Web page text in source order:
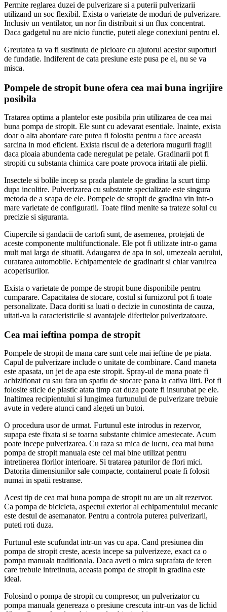
Permite reglarea duzei de pulverizare si a puterii pulverizarii
utilizand un soc flexibil. Exista o varietate de moduri de pulverizare.
Inclusiv un ventilator, un nor fin distribuit si un flux concentrat.
Daca gadgetul nu are nicio functie, puteti alege conexiuni pentru el.
Greutatea ta va fi sustinuta de picioare cu ajutorul acestor suporturi
de fundatie. Indiferent de cata presiune este pusa pe el, nu se va
misca.
Pompele de stropit bune ofera cea mai buna ingrijire
posibila
Tratarea optima a plantelor este posibila prin utilizarea de cea mai
buna pompa de stropit. Ele sunt cu adevarat esentiale. Inainte, exista
doar o alta abordare care putea fi folosita pentru a face aceasta
sarcina in mod eficient. Exista riscul de a deteriora mugurii fragili
daca ploaia abundenta cade neregulat pe petale. Gradinarii pot fi
stropiti cu substanta chimica care poate provoca iritatii ale pielii.
Insectele si bolile incep sa prada plantele de gradina la scurt timp
dupa incoltire. Pulverizarea cu substante specializate este singura
metoda de a scapa de ele. Pompele de stropit de gradina vin intr-o
mare varietate de configuratii. Toate fiind menite sa trateze solul cu
precizie si siguranta.
Ciupercile si gandacii de cartofi sunt, de asemenea, protejati de
aceste componente multifunctionale. Ele pot fi utilizate intr-o gama
mult mai larga de situatii. Adaugarea de apa in sol, umezeala aerului,
curatarea automobile. Echipamentele de gradinarit si chiar varuirea
acoperisurilor.
Exista o varietate de pompe de stropit bune disponibile pentru
cumparare. Capacitatea de stocare, costul si furnizorul pot fi toate
personalizate. Daca doriti sa luati o decizie in cunostinta de cauza,
uitati-va la caracteristicile si avantajele diferitelor pulverizatoare.
Cea mai ieftina pompa de stropit
Pompele de stropit de mana care sunt cele mai ieftine de pe piata.
Capul de pulverizare include o unitate de combinare. Cand maneta
este apasata, un jet de apa este stropit. Spray-ul de mana poate fi
achizitionat cu sau fara un spatiu de stocare pana la cativa litri. Pot fi
folosite sticle de plastic atata timp cat duza poate fi insurubat pe ele.
Inaltimea recipientului si lungimea furtunului de pulverizare trebuie
avute in vedere atunci cand alegeti un butoi.
O procedura usor de urmat. Furtunul este introdus in rezervor,
supapa este fixata si se toarna substante chimice amestecate. Acum
poate incepe pulverizarea. Cu raza sa mica de lucru, cea mai buna
pompa de stropit manuala este cel mai bine utilizat pentru
intretinerea florilor interioare. Si tratarea paturilor de flori mici.
Datorita dimensiunilor sale compacte, containerul poate fi folosit
numai in spatii restranse.
Acest tip de cea mai buna pompa de stropit nu are un alt rezervor.
Ca pompa de bicicleta, aspectul exterior al echipamentului mecanic
este destul de asemanator. Pentru a controla puterea pulverizarii,
puteti roti duza.
Furtunul este scufundat intr-un vas cu apa. Cand presiunea din
pompa de stropit creste, acesta incepe sa pulverizeze, exact ca o
pompa manuala traditionala. Daca aveti o mica suprafata de teren
care trebuie intretinuta, aceasta pompa de stropit in gradina este
ideal.
Folosind o pompa de stropit cu compresor, un pulverizator cu
pompa manuala genereaza o presiune crescuta intr-un vas de lichid